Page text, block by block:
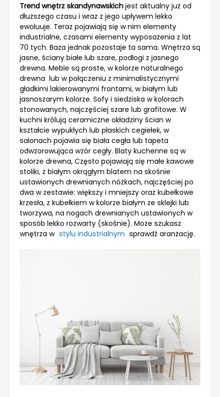
Trend wnętrz skandynawskich jest aktualny już od
dłuższego czasu i wraz z jego upływem lekko
ewoluuje. Teraz pojawiają się w nim elementy
industrialne, czasami elementy wyposażenia z lat
70 tych. Baza jednak pozostaje ta sama. Wnętrza są
jasne, ściany białe lub szare, podłogi z jasnego
drewna. Meble są proste, w kolorze naturalnego
drewna lub w połączeniu z minimalistycznymi
gładkimi lakierowanymi frontami, w białym lub
jasnoszarym kolorze. Sofy i siedziska w kolorach
stonowanych, najczęściej szare lub grafitowe. W
kuchni królują ceramiczne okładziny ścian w
kształcie wypukłych lub płaskich cegiełek, w
salonach pojawia się biała cegła lub tapeta
odwzorowująca wzór cegły. Blaty kuchenne są w
kolorze drewna, Często pojawiają się małe kawowe
stoliki, z białym okrągłym blatem na skośnie
ustawionych drewnianych nóżkach, najczęściej po
dwa w zestawie: większy i mniejszy oraz kubełkowe
krzesła, z kubełkiem w kolorze białym ze sklejki lub
tworzywa, na nogach drewnianych ustawionych w
sposób lekko rozwarty (skośnie). Może szukasz
wnętrza w stylu industrialnym sprawdź aranżację.